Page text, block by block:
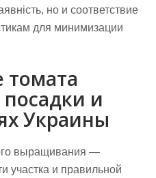
но и соответствие
для минимизации
посадки и
Украины
выращивания —
участка и правильной